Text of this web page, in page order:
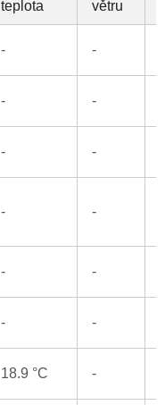
teplota
větru
- -
- -
- -
- -
- -
- -
18.9 °C -